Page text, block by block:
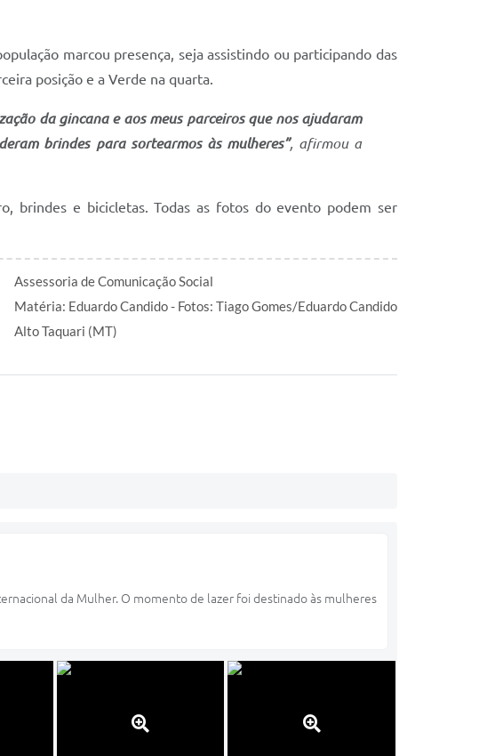
marcou presença, seja assistindo ou participando das
posição e a Verde na quarta.
da gincana e aos meus parceiros que nos ajudaram
brindes para sortearmos às mulheres”, afirmou a
brindes e bicicletas. Todas as fotos do evento podem ser
Assessoria de Comunicação Social
Matéria: Eduardo Candido - Fotos: Tiago Gomes/Eduardo Candido
Alto Taquari (MT)
da Mulher. O momento de lazer foi destinado às mulheres